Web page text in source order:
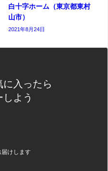
白十字ホーム（東京都東村
山市）
2021年8月24日
に入ったら
しよう
届けします